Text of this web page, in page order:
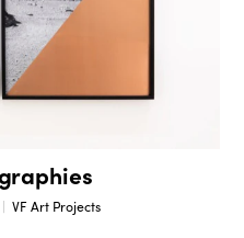
VF Art Projects